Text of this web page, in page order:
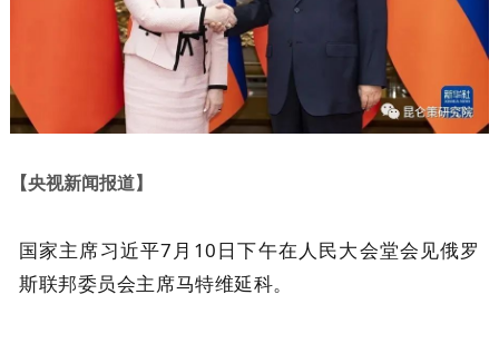
【央视新闻报道】
国家主席习近平7月10日下午在人民大会堂会见俄罗
斯联邦委员会主席马特维延科。